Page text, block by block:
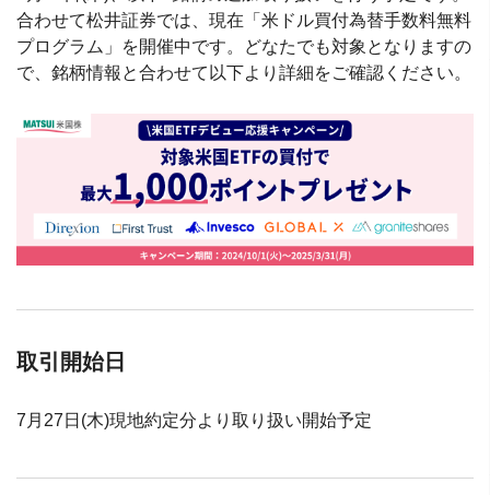
合わせて松井証券では、現在「米ドル買付為替手数料無料
プログラム」を開催中です。どなたでも対象となりますの
で、銘柄情報と合わせて以下より詳細をご確認ください。
取引開始日
7月27日(木)現地約定分より取り扱い開始予定